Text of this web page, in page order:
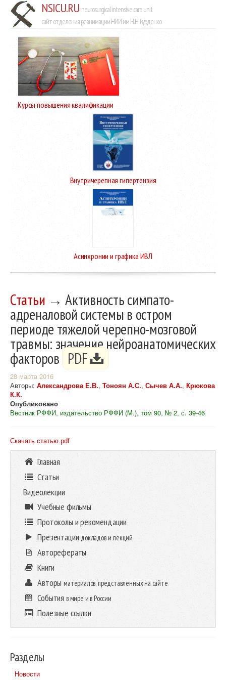
NSICU.RU neurosurgical intensive care unit
сайт отделения реанимации НИИ им Н.Н. Бурденко
Курсы повышения квалификации
Внутричерепная гипертензия
Асинхронии и графика ИВЛ
Статьи → Активность симпато-
адреналовой системы в остром
периоде тяжелой черепно-мозговой
травмы: значение нейроанатомических
факторов PDF
28 марта 2016
Авторы: Александрова Е.В., Тоноян А.С., Сычев А.А., Крюкова
К.К.
Опубликовано
Вестник РФФИ, издательство РФФИ (М.), том 90, № 2, с. 39-46
Скачать статью.pdf
Главная
Статьи
Видеолекции
Учебные фильмы
Протоколы и рекомендации
Презентации докладов и лекций
Авторефераты
Книги
Авторыматериалов, представленных на сайте
События в мире и в России
Полезные ссылки
Разделы
Новости